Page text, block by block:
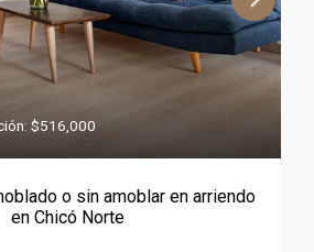
$516,000
o sin amoblar en arriendo
en Chicó Norte